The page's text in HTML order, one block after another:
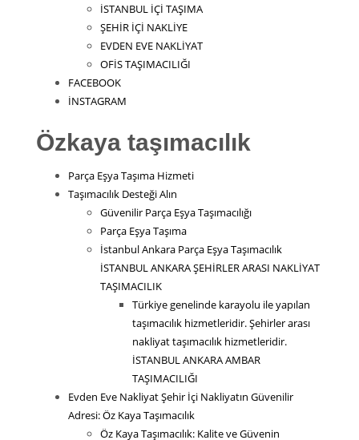
İSTANBUL İÇİ TAŞIMA
ŞEHİR İÇİ NAKLİYE
EVDEN EVE NAKLİYAT
OFİS TAŞIMACILIĞI
FACEBOOK
İNSTAGRAM
Özkaya taşımacılık
Parça Eşya Taşıma Hizmeti
Taşımacılık Desteği Alın
Güvenilir Parça Eşya Taşımacılığı
Parça Eşya Taşıma
İstanbul Ankara Parça Eşya Taşımacılık
İSTANBUL ANKARA ŞEHİRLER ARASI NAKLİYAT
TAŞIMACILIK
Türkiye genelinde karayolu ile yapılan
taşımacılık hizmetleridir. Şehirler arası
nakliyat taşımacılık hizmetleridir.
İSTANBUL ANKARA AMBAR
TAŞIMACILIĞI
Evden Eve Nakliyat Şehir İçi Nakliyatın Güvenilir
Adresi: Öz Kaya Taşımacılık
Öz Kaya Taşımacılık: Kalite ve Güvenin